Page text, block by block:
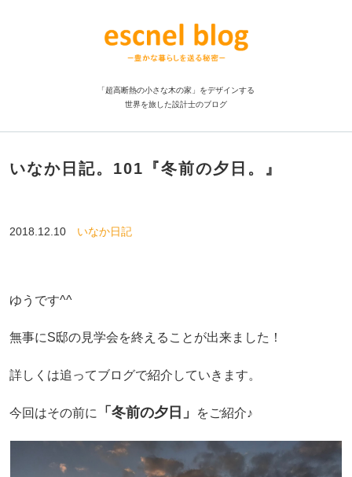
「超高断熱の小さな木の家」をデザインする
世界を旅した設計士のブログ
いなか日記。101『冬前の夕日。』
2018.12.10 いなか日記
ゆうです^^
無事にS邸の見学会を終えることが出来ました！
詳しくは追ってブログで紹介していきます。
今回はその前に 「冬前の夕日」 をご紹介♪